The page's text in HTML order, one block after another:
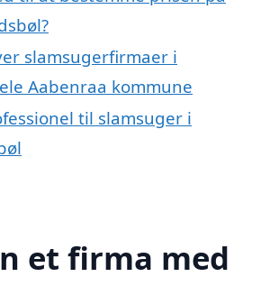
slamsugerfirmaer i
Aabenraa kommune
til slamsuger i
et firma med